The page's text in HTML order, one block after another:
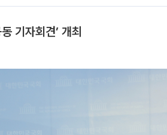
기자회견’ 개최